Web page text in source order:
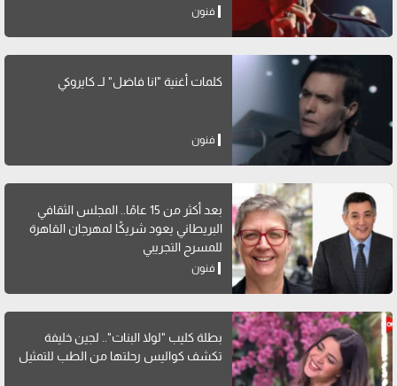
فنون
كلمات أغنية "انا فاضل" لــ كايروكي
فنون
بعد أكثر من 15 عامًا.. المجلس الثقافي
البريطاني يعود شريكًا لمهرجان القاهرة
للمسرح التجريبي
فنون
بطلة كليب "لولا البنات".. لجين خليفة
تكشف كواليس رحلتها من الطب للتمثيل